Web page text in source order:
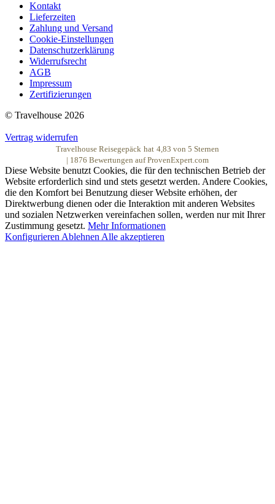
Kontakt
Lieferzeiten
Zahlung und Versand
Cookie-Einstellungen
Datenschutzerklärung
Widerrufsrecht
AGB
Impressum
Zertifizierungen
© Travelhouse 2026
Vertrag widerrufen
Travelhouse Reisegepäck hat 4,83 von 5 Sternen
1876 Bewertungen auf ProvenExpert.com
Diese Website benutzt Cookies, die für den technischen Betrieb der
Website erforderlich sind und stets gesetzt werden. Andere Cookies,
die den Komfort bei Benutzung dieser Website erhöhen, der
Direktwerbung dienen oder die Interaktion mit anderen Websites
und sozialen Netzwerken vereinfachen sollen, werden nur mit Ihrer
Zustimmung gesetzt. Mehr Informationen
Konfigurieren Ablehnen Alle akzeptieren